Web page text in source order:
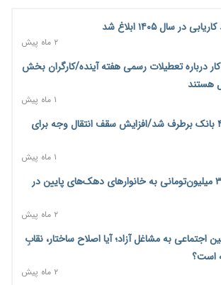
۲۱ ساعت پیش
«ردا کارت» برای دانشجویان تحصیلات تکمیلی
شبکه بانکی؛ افزایش سپرده قانونی با هدف
ترمز تولید خودرو کشیده شد؛ افت ۲۵ درصدی تیراژ ایران‌خودرو،
مانع بزرگ خانه‌دار شدن مستأجران
مرزهای زمینی به راهبرد تأمین کالاهای
در سال ۱۴۰۵ ابلاغ شد
۲ ماه پیش
درباره تعطیلات رسمی هفته آینده/کارگران بخش
هستند
۱ ماه پیش
اختلال خدمات ۴ بانک برطرف شد/افزایش سقف انتقال وجه برای
۱ ماه پیش
پرداخت اعتبار ۳۰ میلیون‌تومانی به خانوارهای دهک‌های پایین در
۲ ماه پیش
اجتماعی به مشاغل آزاد؛ آیا اصلاح ساختار، نقابِ
است؟
۲ ماه پیش